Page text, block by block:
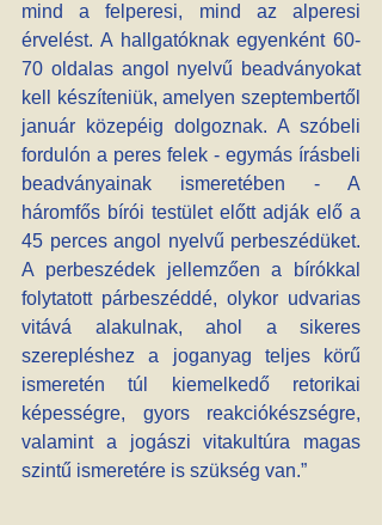
mind a felperesi, mind az alperesi
érvelést. A hallgatóknak egyenként 60-
70 oldalas angol nyelvű beadványokat
kell készíteniük, amelyen szeptembertől
január közepéig dolgoznak. A szóbeli
fordulón a peres felek - egymás írásbeli
beadványainak ismeretében - A
háromfős bírói testület előtt adják elő a
45 perces angol nyelvű perbeszédüket.
A perbeszédek jellemzően a bírókkal
folytatott párbeszéddé, olykor udvarias
vitává alakulnak, ahol a sikeres
szerepléshez a joganyag teljes körű
ismeretén túl kiemelkedő retorikai
képességre, gyors reakciókészségre,
valamint a jogászi vitakultúra magas
szintű ismeretére is szükség van.”